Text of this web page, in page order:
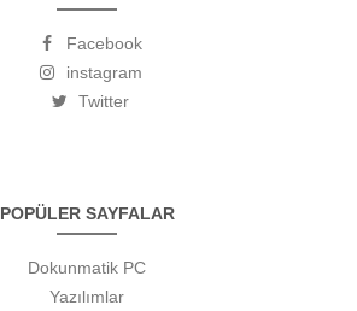
Facebook
instagram
Twitter
POPÜLER SAYFALAR
Dokunmatik PC
Yazılımlar